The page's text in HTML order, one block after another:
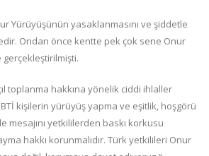
Yürüyüşünün yasaklanmasını ve şiddetle
Ondan önce kentte pek çok sene Onur
gerçekleştirilmişti.
toplanma hakkına yönelik ciddi ihlaller
kişilerin yürüyüş yapma ve eşitlik, hoşgörü
mesajını yetkililerden baskı korkusu
hakkı korunmalıdır. Türk yetkilileri Onur